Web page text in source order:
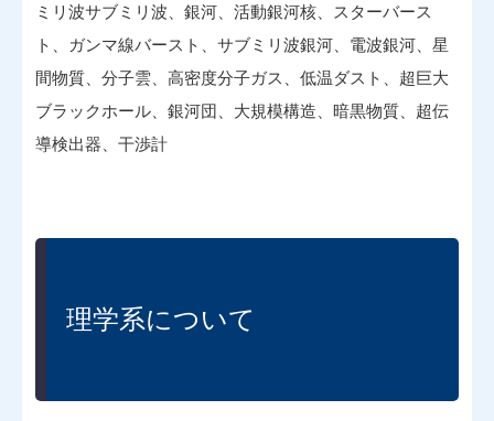
ミリ波サブミリ波、銀河、活動銀河核、スターバース
ト、ガンマ線バースト、サブミリ波銀河、電波銀河、星
間物質、分子雲、高密度分子ガス、低温ダスト、超巨大
ブラックホール、銀河団、大規模構造、暗黒物質、超伝
導検出器、干渉計
理学系について